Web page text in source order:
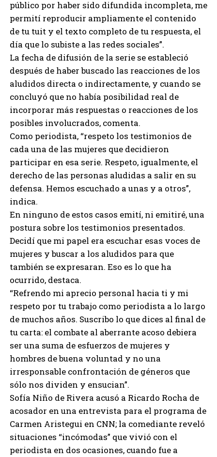
público por haber sido difundida incompleta, me
permití reproducir ampliamente el contenido
de tu tuit y el texto completo de tu respuesta, el
día que lo subiste a las redes sociales”.
La fecha de difusión de la serie se estableció
después de haber buscado las reacciones de los
aludidos directa o indirectamente, y cuando se
concluyó que no había posibilidad real de
incorporar más respuestas o reacciones de los
posibles involucrados, comenta.
Como periodista, “respeto los testimonios de
cada una de las mujeres que decidieron
participar en esa serie. Respeto, igualmente, el
derecho de las personas aludidas a salir en su
defensa. Hemos escuchado a unas y a otros”,
indica.
En ninguno de estos casos emití, ni emitiré, una
postura sobre los testimonios presentados.
Decidí que mi papel era escuchar esas voces de
mujeres y buscar a los aludidos para que
también se expresaran. Eso es lo que ha
ocurrido, destaca.
“Refrendo mi aprecio personal hacia ti y mi
respeto por tu trabajo como periodista a lo largo
de muchos años. Suscribo lo que dices al final de
tu carta: el combate al aberrante acoso debiera
ser una suma de esfuerzos de mujeres y
hombres de buena voluntad y no una
irresponsable confrontación de géneros que
sólo nos dividen y ensucian”.
Sofía Niño de Rivera acusó a Ricardo Rocha de
acosador en una entrevista para el programa de
Carmen Aristegui en CNN; la comediante reveló
situaciones “incómodas” que vivió con el
periodista en dos ocasiones, cuando fue a